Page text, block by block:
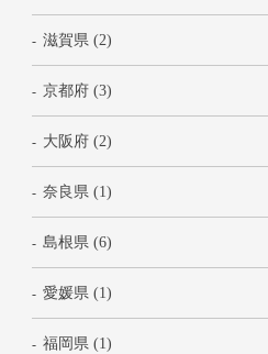
滋賀県 (2)
京都府 (3)
大阪府 (2)
奈良県 (1)
島根県 (6)
愛媛県 (1)
福岡県 (1)